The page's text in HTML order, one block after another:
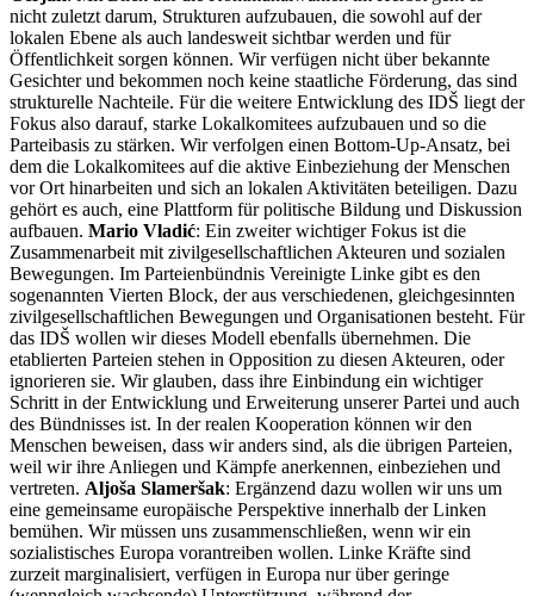
nicht zuletzt darum, Strukturen aufzubauen, die sowohl auf der
lokalen Ebene als auch landesweit sichtbar werden und für
Öffentlichkeit sorgen können. Wir verfügen nicht über bekannte
Gesichter und bekommen noch keine staatliche Förderung, das sind
strukturelle Nachteile. Für die weitere Entwicklung des IDŠ liegt der
Fokus also darauf, starke Lokalkomitees aufzubauen und so die
Parteibasis zu stärken. Wir verfolgen einen Bottom-Up-Ansatz, bei
dem die Lokalkomitees auf die aktive Einbeziehung der Menschen
vor Ort hinarbeiten und sich an lokalen Aktivitäten beteiligen. Dazu
gehört es auch, eine Plattform für politische Bildung und Diskussion
aufbauen. Mario Vladić: Ein zweiter wichtiger Fokus ist die
Zusammenarbeit mit zivilgesellschaftlichen Akteuren und sozialen
Bewegungen. Im Parteienbündnis Vereinigte Linke gibt es den
sogenannten Vierten Block, der aus verschiedenen, gleichgesinnten
zivilgesellschaftlichen Bewegungen und Organisationen besteht. Für
das IDŠ wollen wir dieses Modell ebenfalls übernehmen. Die
etablierten Parteien stehen in Opposition zu diesen Akteuren, oder
ignorieren sie. Wir glauben, dass ihre Einbindung ein wichtiger
Schritt in der Entwicklung und Erweiterung unserer Partei und auch
des Bündnisses ist. In der realen Kooperation können wir den
Menschen beweisen, dass wir anders sind, als die übrigen Parteien,
weil wir ihre Anliegen und Kämpfe anerkennen, einbeziehen und
vertreten. Aljoša Slameršak: Ergänzend dazu wollen wir uns um
eine gemeinsame europäische Perspektive innerhalb der Linken
bemühen. Wir müssen uns zusammenschließen, wenn wir ein
sozialistisches Europa vorantreiben wollen. Linke Kräfte sind
zurzeit marginalisiert, verfügen in Europa nur über geringe